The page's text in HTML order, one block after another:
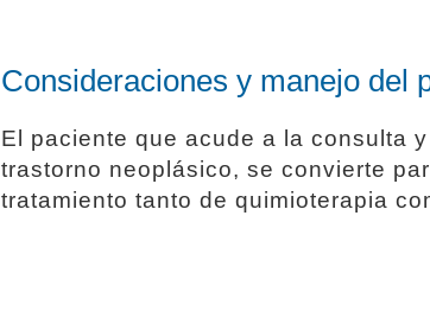
Consideraciones y manejo del
El paciente que acude a la consulta
trastorno neoplásico, se convierte
tratamiento tanto de quimioterapia